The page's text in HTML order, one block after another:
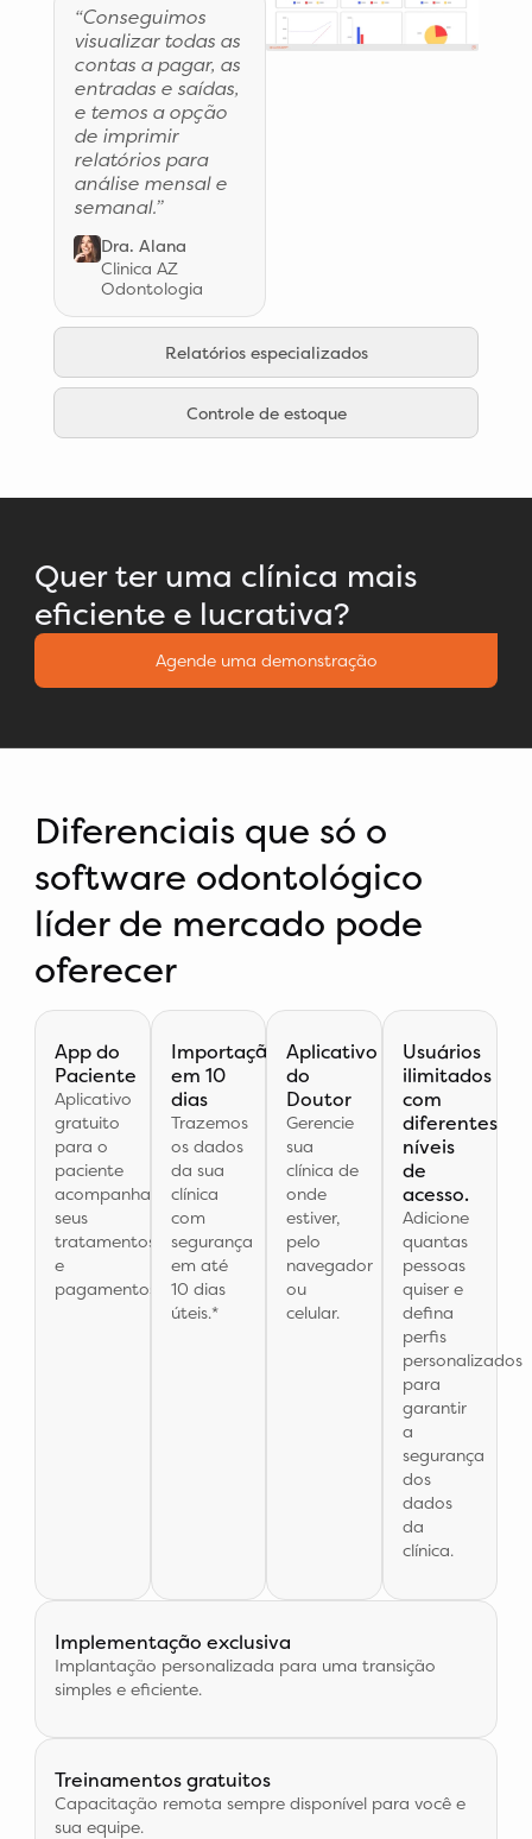
Relatórios especializados
Controle de estoque
“Conseguimos
visualizar todas as
contas a pagar, as
entradas e saídas,
e temos a opção
de imprimir
relatórios para
análise mensal e
semanal.”
Dra. Alana
Clinica AZ
Odontologia
Quer ter uma clínica mais
eficiente e lucrativa?
Agende uma demonstração
Diferenciais que só o
software odontológico
líder de mercado pode
oferecer
App do
Paciente
Aplicativo
gratuito
para o
paciente
acompanhar
seus
tratamentos
e
pagamentos.
Importação
em 10
dias
Trazemos
os dados
da sua
clínica
com
segurança
em até
10 dias
úteis.*
Aplicativo
do
Doutor
Gerencie
sua
clínica de
onde
estiver,
pelo
navegador
ou
celular.
Usuários
ilimitados
com
diferentes
níveis
de
acesso.
Adicione
quantas
pessoas
quiser e
defina
perfis
personalizados
para
garantir
a
segurança
dos
dados
da
clínica.
Implementação exclusiva
Implantação personalizada para uma transição
simples e eficiente.
Treinamentos gratuitos
Capacitação remota sempre disponível para você e
sua equipe.